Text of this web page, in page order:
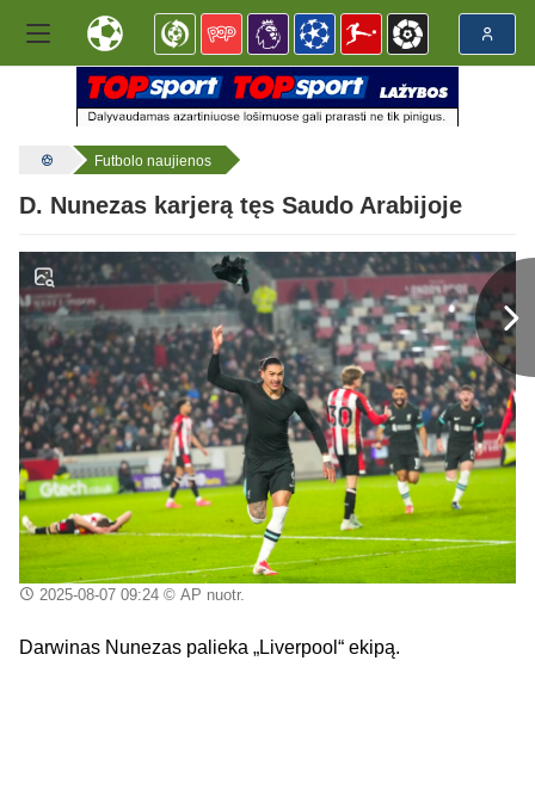
Futbolo naujienos
D. Nunezas karjerą tęs Saudo Arabijoje
2025-08-07 09:24© AP nuotr.
Darwinas Nunezas palieka „Liverpool“ ekipą.